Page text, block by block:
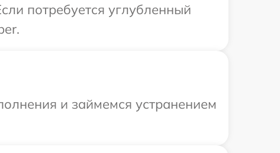
потребуется углубленный
и займемся устранением